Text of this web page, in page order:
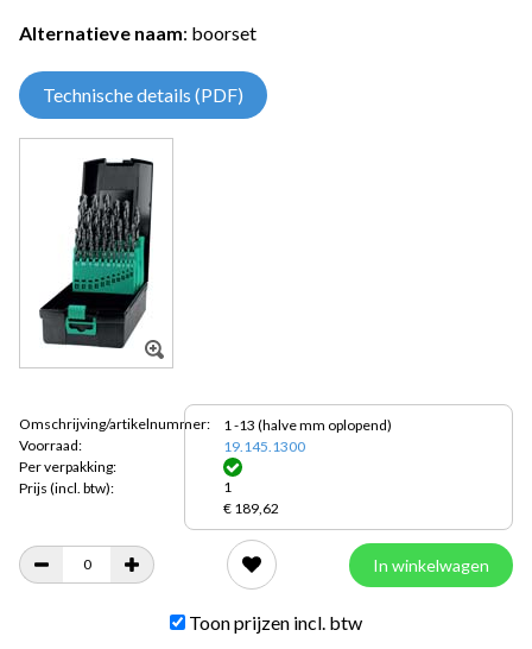
Alternatieve naam: boorset
Technische details (PDF)
Omschrijving/artikelnummer:
Voorraad:
Per verpakking:
Prijs (incl. btw):
1 -13 (halve mm oplopend)
19.145.1300
1
€ 189,62
In winkelwagen
Toon prijzen incl. btw